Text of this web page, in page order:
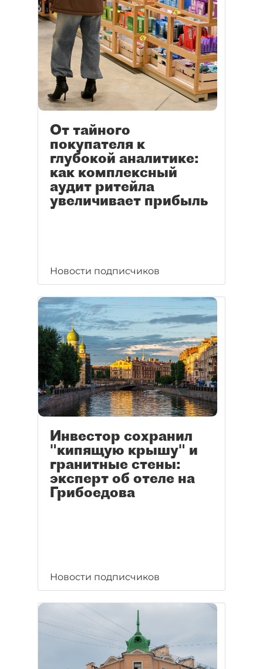
От тайного
покупателя к
глубокой аналитике:
как комплексный
аудит ритейла
увеличивает прибыль
Новости подписчиков
Инвестор сохранил
"кипящую крышу" и
гранитные стены:
эксперт об отеле на
Грибоедова
Новости подписчиков